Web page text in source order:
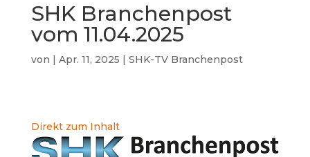
SHK Branchenpost
vom 11.04.2025
von | Apr. 11, 2025 | SHK-TV Branchenpost
Direkt zum Inhalt